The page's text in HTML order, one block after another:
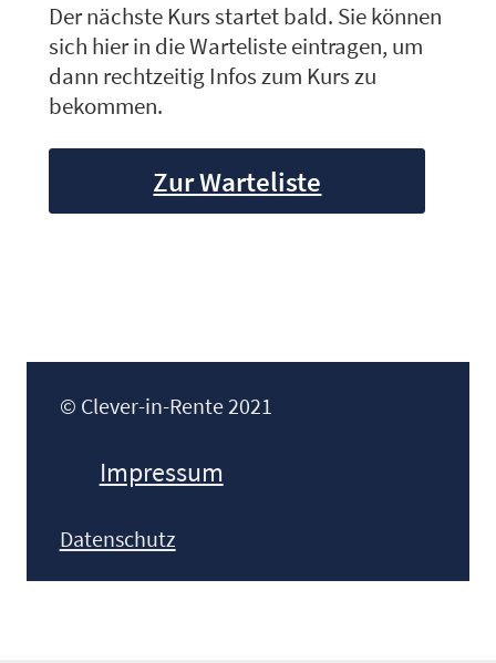
Der nächste Kurs startet bald. Sie können
sich hier in die Warteliste eintragen, um
dann rechtzeitig Infos zum Kurs zu
bekommen.
Zur Warteliste
© Clever-in-Rente 2021
Impressum
Datenschutz